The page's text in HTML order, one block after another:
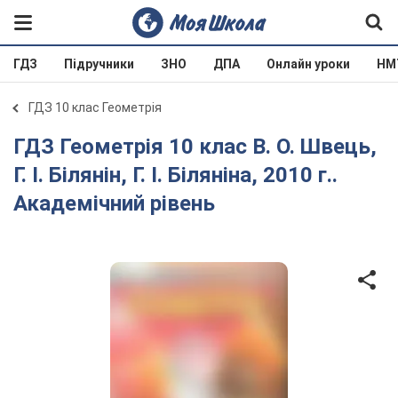
ГДЗ Підручники ЗНО ДПА Онлайн уроки
ГДЗ 10 клас Геометрія
ГДЗ Геометрія 10 клас В. О. Швець,
Г. І. Білянін, Г. І. Біляніна, 2010 г..
Академічний рівень